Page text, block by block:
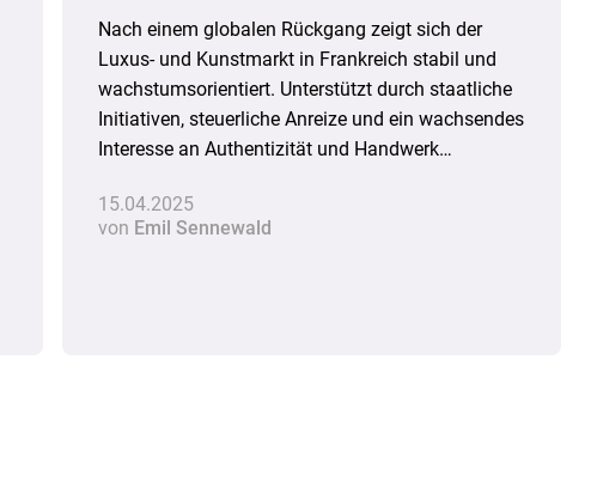
Nach einem globalen Rückgang zeigt sich der
Luxus- und Kunstmarkt in Frankreich stabil und
wachstumsorientiert. Unterstützt durch staatliche
Initiativen, steuerliche Anreize und ein wachsendes
Interesse an Authentizität und Handwerk
zentralen Standort für zeitgenössische Kunst.
15.04.2025
von Emil Sennewald